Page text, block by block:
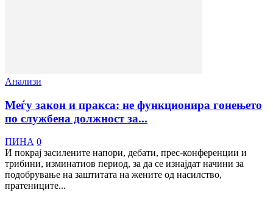
Анализи
Меѓу закон и пракса: не функционира гонењето
по службена должност за...
ПИНА 0
И покрај засилените напори, дебати, прес-конференции и
трибини, изминатиов период, за да се изнајдат начини за
подобрување на заштитата на жените од насилство,
пратениците...